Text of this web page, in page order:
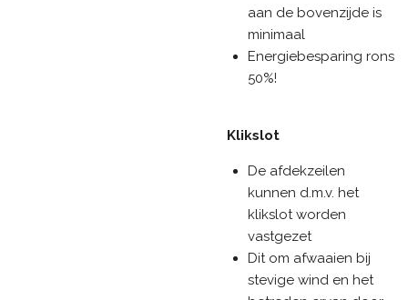
aan de bovenzijde is
minimaal
Energiebesparing rons
50%!
Klikslot
De afdekzeilen
kunnen d.m.v. het
klikslot worden
vastgezet
Dit om afwaaien bij
stevige wind en het